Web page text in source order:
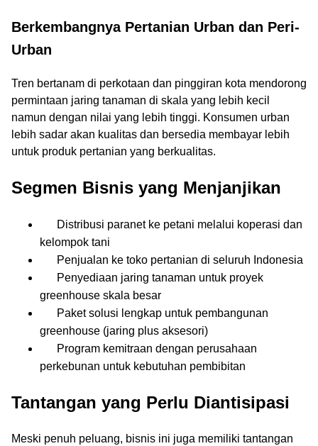
Berkembangnya Pertanian Urban dan Peri-
Urban
Tren bertanam di perkotaan dan pinggiran kota mendorong
permintaan jaring tanaman di skala yang lebih kecil
namun dengan nilai yang lebih tinggi. Konsumen urban
lebih sadar akan kualitas dan bersedia membayar lebih
untuk produk pertanian yang berkualitas.
Segmen Bisnis yang Menjanjikan
Distribusi paranet ke petani melalui koperasi dan
kelompok tani
Penjualan ke toko pertanian di seluruh Indonesia
Penyediaan jaring tanaman untuk proyek
greenhouse skala besar
Paket solusi lengkap untuk pembangunan
greenhouse (jaring plus aksesori)
Program kemitraan dengan perusahaan
perkebunan untuk kebutuhan pembibitan
Tantangan yang Perlu Diantisipasi
Meski penuh peluang, bisnis ini juga memiliki tantangan